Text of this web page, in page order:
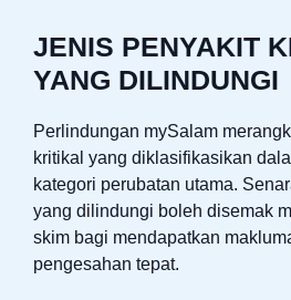
JENIS PENYAKIT
YANG DILINDUNGI
Perlindungan mySalam
kritikal yang diklasifikasikan
kategori perubatan utama.
yang dilindungi boleh disemak
skim bagi mendapatkan
pengesahan tepat.